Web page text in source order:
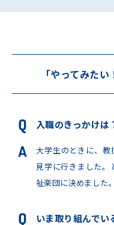
「やってみた
入職のきっかけは
大学生のときに、教
見学に行きました
祉楽団に決めました。
いま取り組んでい